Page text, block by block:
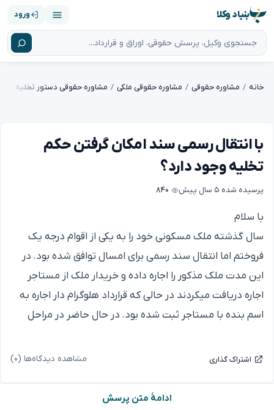
بنیاد وکلا ورود
خانه مشاوره حقوقی مشاوره حقوقی ملکی مشاوره حقوقی دستور تخلیه
با انتقال رسمی سند امکان گرفتن حکم
تخلیه وجود دارد؟
پرسیده شده ۵ سال پیش ۸۴۰
با سلام
سال گذشته ملک مسکونی خود را به یکی از اقوام درجه یک
فروختم اما انتقال سند رسمی برای امسال توافق شده بود. در
این مدت ملک مذکور را اجاره داده و خریدار ملک از مستاجر
اجاره دریافت میکردند در حالی که قرارداد هلوگرام دار اجاره به
اسم بنده با مستاجر ثبت شده بود. در حال حاضر در مراحل
و میگوید «طبق مصوبه ستاد کرونا من باید با ۲۵ درصد
کرایه دادم و نمیتونید کاری کنید»
اشتراک گذاری مشاهده دیدگاه‌ها (۰)
ادامهٔ متن پرسش